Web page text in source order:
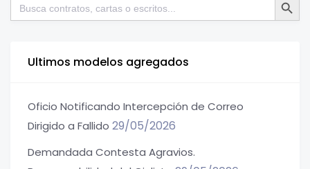
Ultimos modelos agregados
Oficio Notificando Intercepción de Correo
Dirigido a Fallido 29/05/2026
Demandada Contesta Agravios.